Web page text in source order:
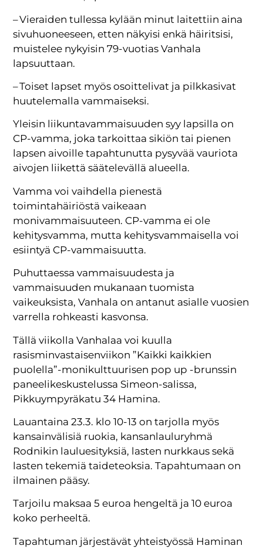
– Vieraiden tullessa kylään minut laitettiin aina
sivuhuoneeseen, etten näkyisi enkä häiritsisi,
muistelee nykyisin 79-vuotias Vanhala
lapsuuttaan.
– Toiset lapset myös osoittelivat ja pilkkasivat
huutelemalla vammaiseksi.
Yleisin liikuntavammaisuuden syy lapsilla on
CP-vamma, joka tarkoittaa sikiön tai pienen
lapsen aivoille tapahtunutta pysyvää vauriota
aivojen liikettä säätelevällä alueella.
Vamma voi vaihdella pienestä
toimintahäiriöstä vaikeaan
monivammaisuuteen. CP-vamma ei ole
kehitysvamma, mutta kehitysvammaisella voi
esiintyä CP-vammaisuutta.
Puhuttaessa vammaisuudesta ja
vammaisuuden mukanaan tuomista
vaikeuksista, Vanhala on antanut asialle vuosien
varrella rohkeasti kasvonsa.
Tällä viikolla Vanhalaa voi kuulla
rasisminvastaisenviikon ”Kaikki kaikkien
puolella”-monikulttuurisen pop up -brunssin
paneelikeskustelussa Simeon-salissa,
Pikkuympyräkatu 34 Hamina.
Lauantaina 23.3. klo 10-13 on tarjolla myös
kansainvälisiä ruokia, kansanlauluryhmä
Rodnikin lauluesityksiä, lasten nurkkaus sekä
lasten tekemiä taideteoksia. Tapahtumaan on
ilmainen pääsy.
Tarjoilu maksaa 5 euroa hengeltä ja 10 euroa
koko perheeltä.
Tapahtuman järjestävät yhteistyössä Haminan